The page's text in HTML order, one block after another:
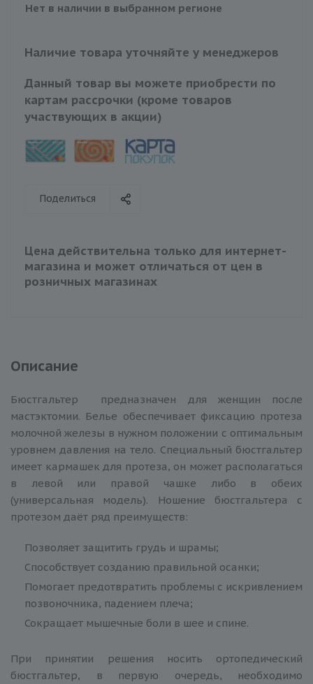
Нет в наличии в выбранном регионе
Наличие товара уточняйте у менеджеров
Данный товар вы можете приобрести по
картам рассрочки (кроме товаров
участвующих в акции)
Поделиться
Цена действительна только для интернет-
магазина и может отличаться от цен в
розничных магазинах
Описание
Бюстгальтер предназначен для женщин после
мастэктомии. Белье обеспечивает фиксацию протеза
молочной железы в нужном положении с оптимальным
уровнем давления на тело. Специальный бюстгальтер
имеет кармашек для протеза, он может располагаться
в левой или правой чашке либо в обеих
(универсальная модель). Ношение бюстгальтера с
протезом даёт ряд преимуществ:
Позволяет защитить грудь и шрамы;
Способствует созданию правильной осанки;
Помогает предотвратить проблемы с искривлением
позвоночника, падением плеча;
Сокращает мышечные боли в шее и спине.
При принятии решения носить ортопедический
бюстгальтер, в первую очередь, необходимо